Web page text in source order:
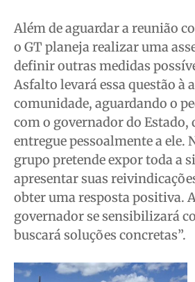
Além de aguardar a reunião
o GT planeja realizar uma
definir outras medidas
Asfalto levará essa questão à
comunidade, aguardando o
com o governador do Estado,
entregue pessoalmente a ele.
grupo pretende expor toda a
apresentar suas
obter uma resposta positiva.
governador se sensibilizará
buscará soluções concretas”.